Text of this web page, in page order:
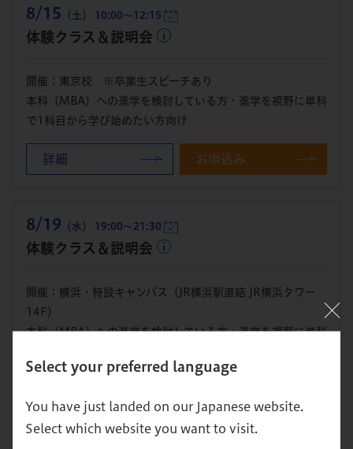
Select your preferred language
You have just landed on our Japanese website.
Select which website you want to visit.
8/15 （土） 10:00～12:15
体験クラス＆説明会
開催：東京校 ※卒業生スピーチあり
本科（MBA）への進学を検討している方・進学を視野に単科
で1科目から学び始めたい方向け
詳細 お申込み
8/19 （水） 19:00～21:30
体験クラス＆説明会
開催：横浜・特設キャンパス（JR横浜駅直結 JR横浜タワー
14F）
本科（MBA）への進学を検討している方・進学を視野に単科